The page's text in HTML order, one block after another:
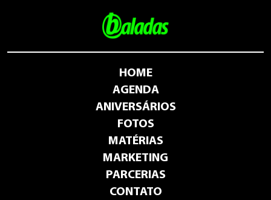
HOME
AGENDA
ANIVERSÁRIOS
FOTOS
MATÉRIAS
MARKETING
PARCERIAS
CONTATO